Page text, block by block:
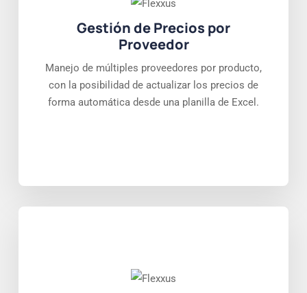
Gestión de Precios por
Proveedor
Manejo de múltiples proveedores por producto,
con la posibilidad de actualizar los precios de
forma automática desde una planilla de Excel.